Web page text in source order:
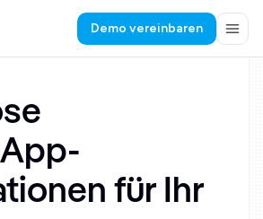
Demo vereinbaren
für Ihr